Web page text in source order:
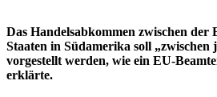
Das Handelsabkommen zwischen der
Staaten in Südamerika soll
vorgestellt werden, wie ein EU-
erklärte.